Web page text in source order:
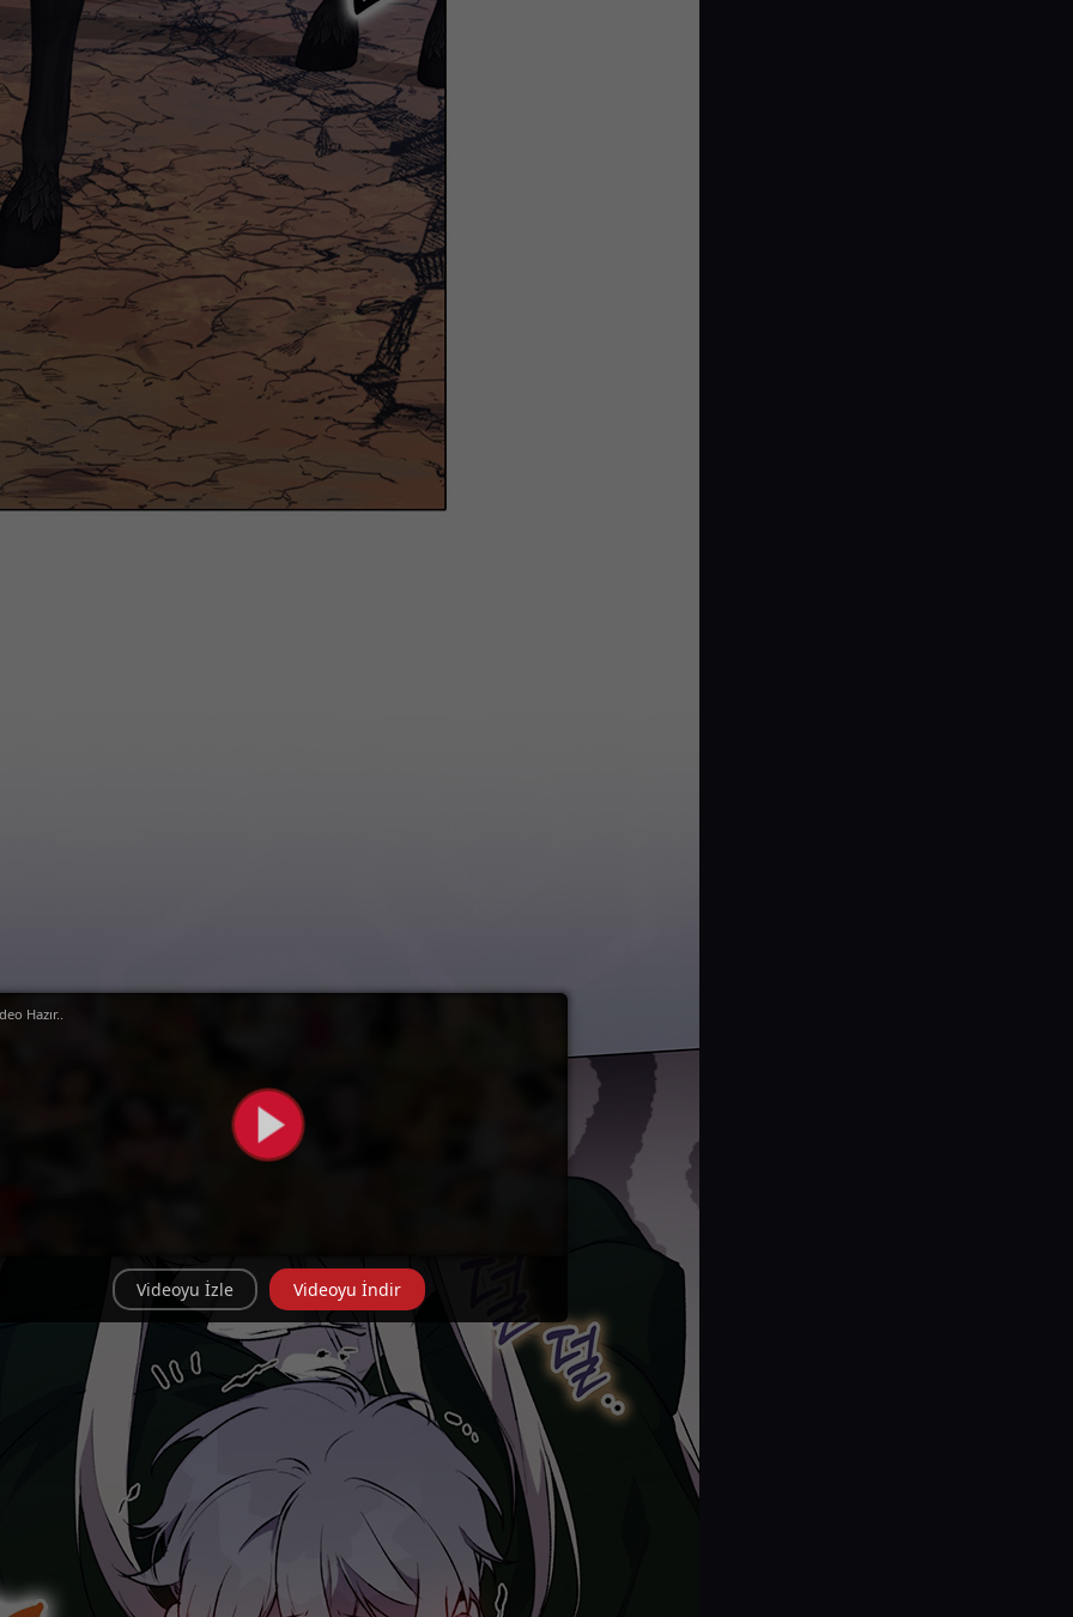
Hazır..
Videoyu İzle Videoyu İndir